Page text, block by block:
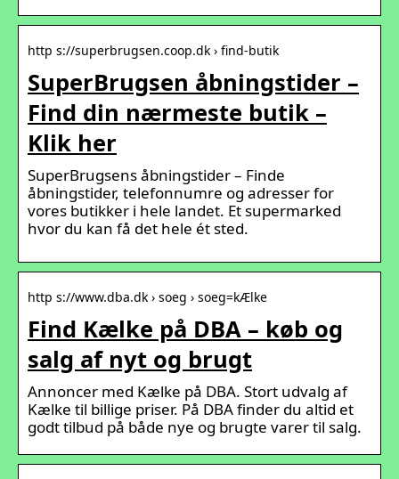
http s://superbrugsen.coop.dk › find-butik
SuperBrugsen åbningstider –
Find din nærmeste butik –
Klik her
SuperBrugsens åbningstider – Finde
åbningstider, telefonnumre og adresser for
vores butikker i hele landet. Et supermarked
hvor du kan få det hele ét sted.
http s://www.dba.dk › soeg › soeg=kÆlke
Find Kælke på DBA – køb og
salg af nyt og brugt
Annoncer med Kælke på DBA. Stort udvalg af
Kælke til billige priser. På DBA finder du altid et
godt tilbud på både nye og brugte varer til salg.